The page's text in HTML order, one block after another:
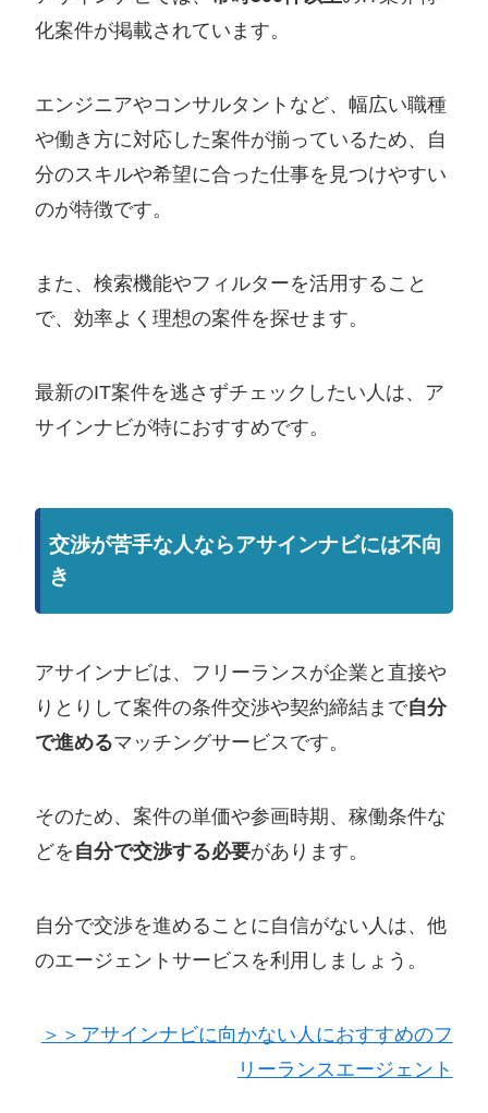
化案件が掲載されています。
エンジニアやコンサルタントなど、幅広い職種
や働き方に対応した案件が揃っているため、自
分のスキルや希望に合った仕事を見つけやすい
のが特徴です。
また、検索機能やフィルターを活用すること
で、効率よく理想の案件を探せます。
最新のIT案件を逃さずチェックしたい人は、ア
サインナビが特におすすめです。
交渉が苦手な人ならアサインナビには不向
き
アサインナビは、フリーランスが企業と直接や
りとりして案件の条件交渉や契約締結まで自分
で進めるマッチングサービスです。
そのため、案件の単価や参画時期、稼働条件な
どを 自分で交渉する必要があります。
自分で交渉を進めることに自信がない人は、他
のエージェントサービスを利用しましょう。
＞＞アサインナビに向かない人におすすめのフ
リーランスエージェント